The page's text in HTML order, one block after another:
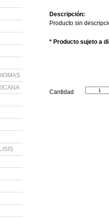
Descripción:
Producto sin
* Producto sujeto a
Cantidad